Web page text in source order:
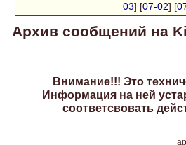
03] [07-02] [
Архив сообщений на
Внимание!!! Это
Информация на ней
соответсвовать